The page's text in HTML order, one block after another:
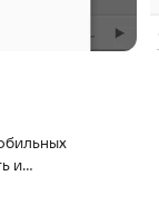
и
поэтому вы